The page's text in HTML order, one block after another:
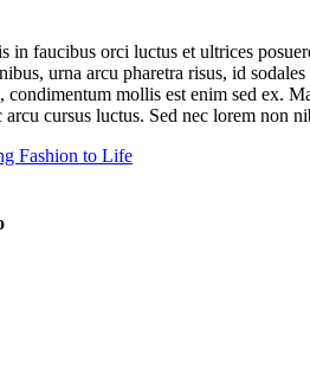
in faucibus orci luctus et ultrices
urna arcu pharetra risus, id
condimentum mollis est enim sed ex.
cursus luctus. Sed nec lorem non
Fashion to Life